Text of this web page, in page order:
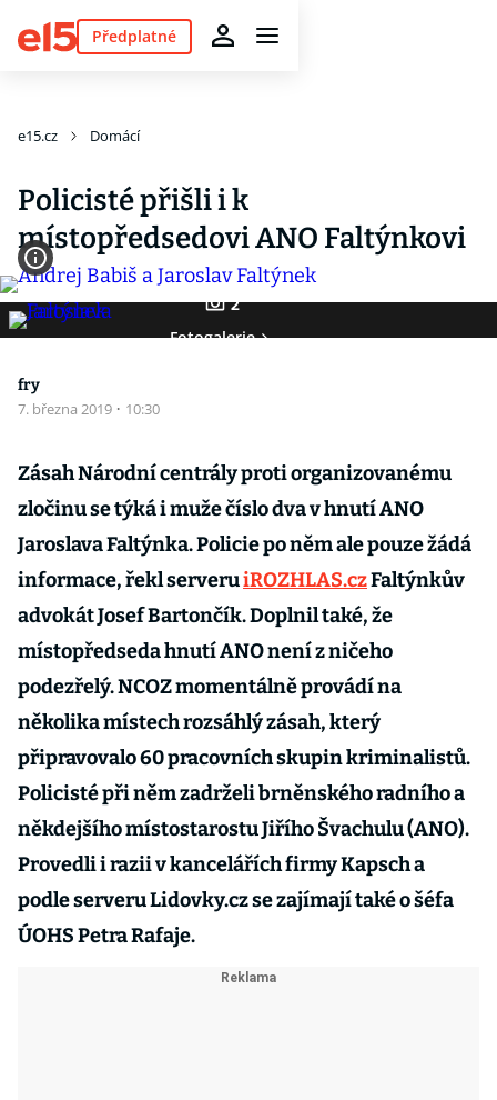
Předplatné
e15.cz Domácí
Policisté přišli i k
místopředsedovi ANO Faltýnkovi
2
Fotogalerie
fry
7. března 2019 · 10:30
Zásah Národní centrály proti organizovanému
zločinu se týká i muže číslo dva v hnutí ANO
Jaroslava Faltýnka. Policie po něm ale pouze žádá
informace, řekl serveruiROZHLAS.czFaltýnkův
advokát Josef Bartončík. Doplnil také, že
místopředseda hnutí ANO není z ničeho
podezřelý. NCOZ momentálně provádí na
několika místech rozsáhlý zásah, který
připravovalo 60 pracovních skupin kriminalistů.
Policisté při něm zadrželi brněnského radního a
někdejšího místostarostu Jiřího Švachulu (ANO).
Provedli i razii v kancelářích firmy Kapsch a
podle serveru Lidovky.cz se zajímají také o šéfa
ÚOHS Petra Rafaje.